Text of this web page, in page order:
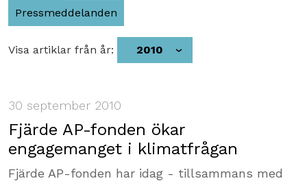
Pressmeddelanden
Visa artiklar från år: 2010
30 september 2010
Fjärde AP-fonden ökar
engagemanget i klimatfrågan
Fjärde AP-fonden har idag - tillsammans med